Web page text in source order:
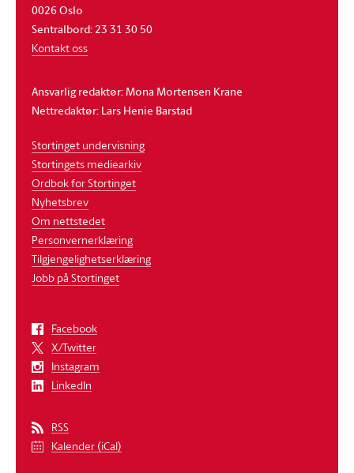
0026 Oslo
Sentralbord: 23 31 30 50
Kontakt oss
Ansvarlig redaktør: Mona Mortensen Krane
Nettredaktør: Lars Henie Barstad
Stortinget undervisning
Stortingets mediearkiv
Ordbok for Stortinget
Nyhetsbrev
Om nettstedet
Personvernerklæring
Tilgjengelighetserklæring
Jobb på Stortinget
Facebook
X/Twitter
Instagram
LinkedIn
RSS
Kalender (iCal)